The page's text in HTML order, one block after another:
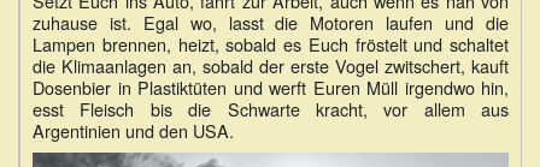
zuhause ist. Egal wo, lasst die Motoren laufen und die
Lampen brennen, heizt, sobald es Euch fröstelt und schaltet
die Klimaanlagen an, sobald der erste Vogel zwitschert, kauft
Dosenbier in Plastiktüten und werft Euren Müll irgendwo hin,
esst Fleisch bis die Schwarte kracht, vor allem aus
Argentinien und den USA.